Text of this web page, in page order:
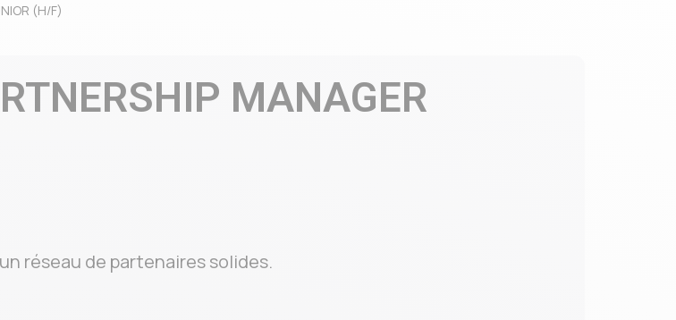
(H/F)
MANAGER
réseau de partenaires solides.